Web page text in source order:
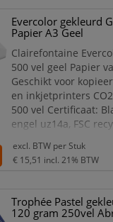
Evercolor gekleurd
Papier A3 Geel
Clairefontaine
500 vel geel Papier
Geschikt voor
en inkjetprinters
500 vel Certificaat:
engel uz14a, FSC
ft 29,7 x 42 cm
excl. BTW per Stuk
€ 15,51 incl. 21% BTW
Trophée Pastel
120 gram 250vel